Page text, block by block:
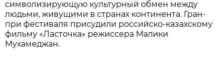
символизирующую культурный обмен между
людьми, живущими в странах континента. Гран-
при фестиваля присудили российско-казахскому
фильму «Ласточка» режиссера Малики
Мухамеджан.